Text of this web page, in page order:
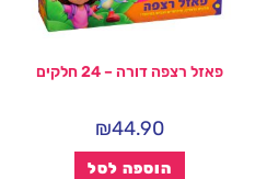
פאזל רצפה דורה – 24 חלקים
₪44.90
הוספה לסל